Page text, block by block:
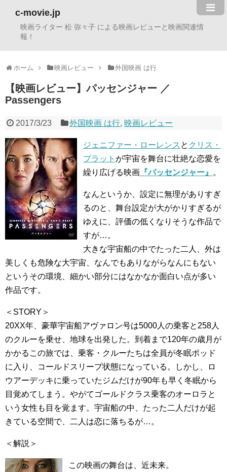
c-movie.jp
映画ライター 松 弥々子 による映画レビューと映画関連情
報！
ホーム 映画レビュー 外国映画 は行
【映画レビュー】パッセンジャー ／
Passengers
2017/3/23 外国映画 は行, 映画レビュー
ジェニファー・ローレンス と クリス・
プラット が宇宙を舞台に壮絶な恋愛を
繰り広げる映画 『パッセンジャー』 。
なんというか、設定に無理がありすぎ
るのと、舞台設定が大がかりすぎるが
ゆえに、評価の低くなりそうな作品で
すが…。
大きな宇宙船の中でたった二人、外は
美しくも危険な大宇宙、なんでもありながらなんにもない
というその環境、細かい部分にはなかなか面白い点が多い
作品です。
＜STORY＞
20XX年、豪華宇宙船アヴァロン号は5000人の乗客と258人
のクルーを乗せ、地球を出発した。到着まで120年の歳月が
かかるこの旅では、乗客・クルーたちは全員が冬眠ポッド
に入り、コールドスリープ状態になっている。しかし、ロ
ウアーデッキに乗っていたジムだけが90年も早く冬眠から
目覚めてしまう。やがてゴールドクラス乗客のオーロラと
いう女性も目を覚ます。宇宙船の中、たった二人だけが起
きている空間で、二人は恋に落ちるが…。
＜解説＞
この映画の舞台は、近未来。